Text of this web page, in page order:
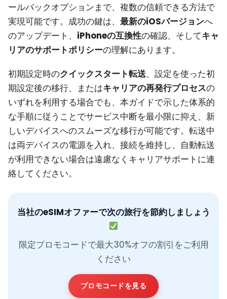
ールバックオプションまで、複数の信頼できる方法で
実現可能です。成功の鍵は、 最新のiOSバージョンへ
のアップデート、 iPhoneの互換性の確認、そしてキャ
リアのサポートポリシーの理解にあります。
初期設定時のクイックスタート転送、設定を使った初
期設定後の移行、またはキャリアの再発行プロセスの
いずれを利用する場合でも、本ガイドで示した体系的
な手順に従うことでサービス中断を最小限に抑え、新
しいデバイスへのスムーズな移行が可能です。転送中
は両デバイスの電源を入れ、接続を維持し、自動転送
が利用できない場合は遠慮なくキャリアサポートに連
絡してください。
当社のeSIMオファーで次の旅行を節約しましょう
限定プロモコードで最大30%オフの割引をご利用
ください
プロモコードを見る